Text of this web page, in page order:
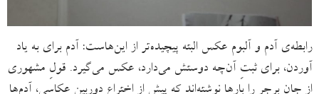
رابطه‌ی آدم و آلبوم عکس البته پیچیده‌تر از این‌هاست: آدم برای به یاد
آوردن، برای ثبتِ آن‌چه دوستش می‌دارد، عکس می‌گیرد. ‌قولِ مشهوری
از جان برجر را بارها نوشته‌اند که پیش از اختراعِ دوربین عکاسی، آدم‌ها